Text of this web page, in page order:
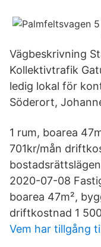
Vägbeskrivning
Kollektivtrafik
ledig lokal för
Söderort,
1 rum, boarea
701kr/mån
2020-07-08
boarea 47m²,
driftkostnad 1
Vem har tillgång